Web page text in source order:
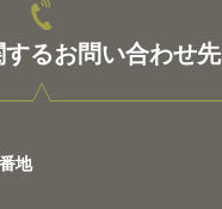
るお問い合わせ先
地